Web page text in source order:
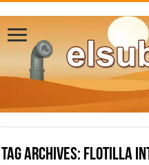
Tag Archives: flotilla